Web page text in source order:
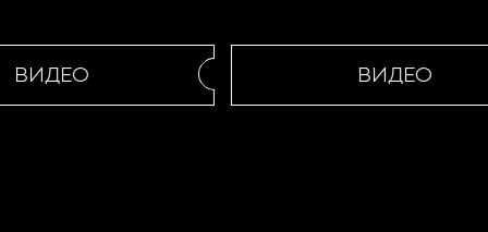
ВИДЕО ВИДЕО